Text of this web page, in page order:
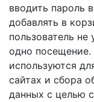
вводить пароль
добавлять в
пользователь
одно
используются
сайтах и сбора
данных с целью